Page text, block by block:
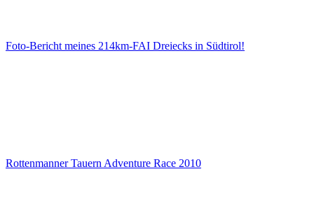
Foto-Bericht meines 214km-FAI Dreiecks in Südtirol!
Rottenmanner Tauern Adventure Race 2010